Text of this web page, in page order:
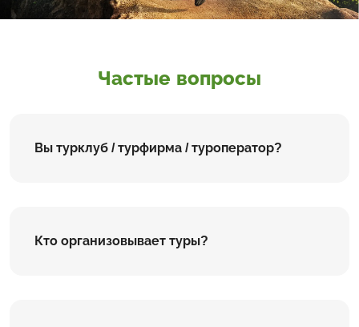
Частые вопросы
Вы турклуб / турфирма / туроператор?
Кто организовывает туры?